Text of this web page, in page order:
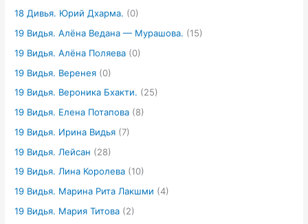
18 Дивья. Юрий Дхарма. (0)
19 Видья. Алёна Ведана — Мурашова. (15)
19 Видья. Алёна Поляева (0)
19 Видья. Веренея (0)
19 Видья. Вероника Бхакти. (25)
19 Видья. Елена Потапова (8)
19 Видья. Ирина Видья (7)
19 Видья. Лейсан (28)
19 Видья. Лина Королева (10)
19 Видья. Марина Рита Лакшми (4)
19 Видья. Мария Титова (2)